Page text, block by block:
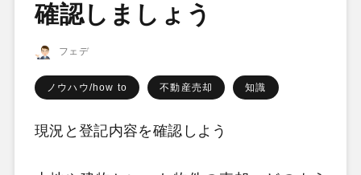
確認しましょう
フェデ
ノウハウ/how to 不動産売却 知識
現況と登記内容を確認しよう